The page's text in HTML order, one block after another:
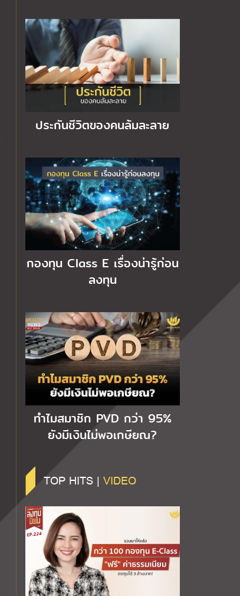
ประกันชีวิตของคนล้มละลาย
กองทุน Class E เรื่องน่ารู้ก่อน
ลงทุน
ทำไมสมาชิก PVD กว่า 95%
ยังมีเงินไม่พอเกษียณ?
TOP HITS | VIDEO